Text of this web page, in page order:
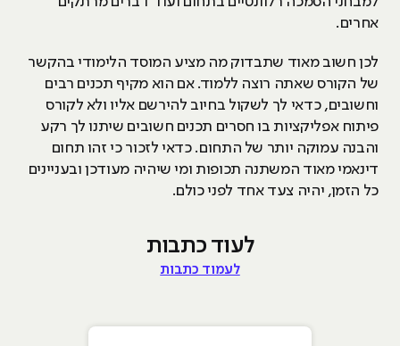
אחרים.
לכן חשוב מאוד שתבדוק מה מציע המוסד הלימודי בהקשר
של הקורס שאתה רוצה ללמוד. אם הוא מקיף תכנים רבים
וחשובים, כדאי לך לשקול בחיוב להירשם אליו ולא לקורס
פיתוח אפליקציות בו חסרים תכנים חשובים שיתנו לך רקע
והבנה עמוקה יותר של התחום. כדאי לזכור כי זהו תחום
דינאמי מאוד המשתנה תכופות ומי שיהיה מעודכן ובעניינים
כל הזמן, יהיה צעד אחד לפני כולם.
לעוד כתבות
לעמוד כתבות